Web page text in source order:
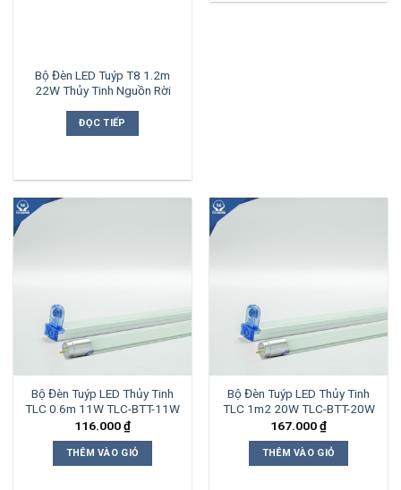
Bộ Đèn LED Tuýp T8 1.2m
22W Thủy Tinh Nguồn Rời
ĐỌC TIẾP
Bộ Đèn Tuýp LED Thủy Tinh
TLC 0.6m 11W TLC-BTT-11W
116.000₫
THÊM VÀO GIỎ
Bộ Đèn Tuýp LED Thủy Tinh
TLC 1m2 20W TLC-BTT-20W
167.000₫
THÊM VÀO GIỎ